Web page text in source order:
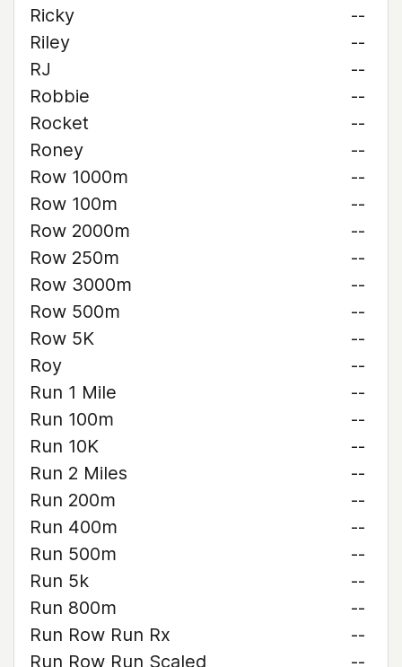
Ricky
--
Riley
--
RJ
--
Robbie
--
Rocket
--
Roney
--
Row 1000m
--
Row 100m
--
Row 2000m
--
Row 250m
--
Row 3000m
--
Row 500m
--
Row 5K
--
Roy
--
Run 1 Mile
--
Run 100m
--
Run 10K
--
Run 2 Miles
--
Run 200m
--
Run 400m
--
Run 500m
--
Run 5k
--
Run 800m
--
Run Row Run Rx
--
Run Row Run Scaled
--